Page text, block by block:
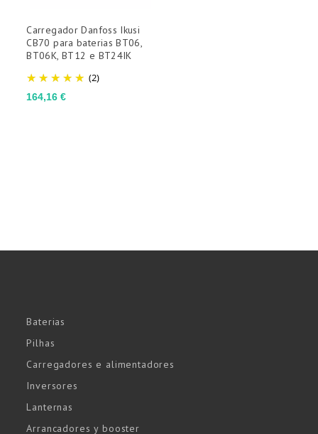
(2)
Preço
164,16 €
Carregador Danfoss Ikusi
CB70 para baterias BT06,
BT06K, BT12 e BT24IK
Baterias
Pilhas
Carregadores e alimentadores
Inversores
Lanternas
Arrancadores y booster